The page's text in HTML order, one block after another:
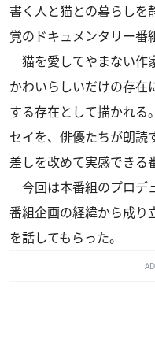
書く人と猫との暮らしを
覚のドキュメンタリー番
猫を愛してやまない作
かわいらしいだけの存在
する存在として描かれる
セイを、俳優たちが朗読
差しを改めて実感できる
今回は本番組のプロデ
番組企画の経緯から成り
を話してもらった。